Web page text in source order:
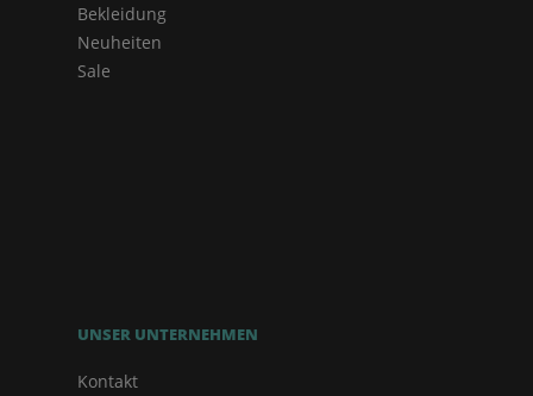
Bekleidung
Neuheiten
Sale
UNSER UNTERNEHMEN
Kontakt